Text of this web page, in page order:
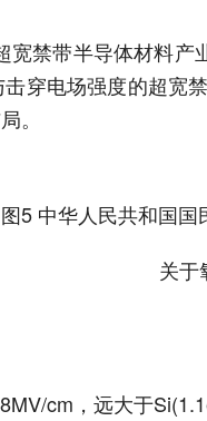
宽禁带半导体材料
穿电场强度的超宽
。
图5 中华人民共和国
关于
cm，远大于